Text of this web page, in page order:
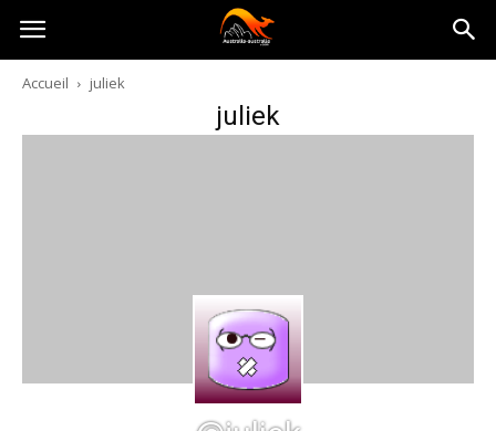
Australia-
australie.com
Accueil juliek
juliek